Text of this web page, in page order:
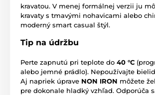
kravatou. V menej formálnej verzii ju
kravaty s tmavými nohavicami alebo
moderný smart casual štýl.
Tip na údržbu
Perte zapnutú pri teplote do 40 °C
alebo jemné prádlo). Nepoužívajte
Aj napriek úprave NON IRON môžete
pre dokonale hladký vzhľad. Odporúča